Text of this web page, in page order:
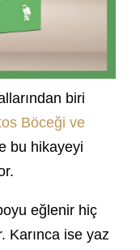
biri
Böceği ve
bu hikayeyi
eğlenir hiç
Karınca ise yaz